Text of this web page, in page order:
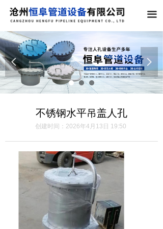
끀
넳 넲
不锈钢水平吊盖人孔
创建时间： 2026年4月13日 19:50